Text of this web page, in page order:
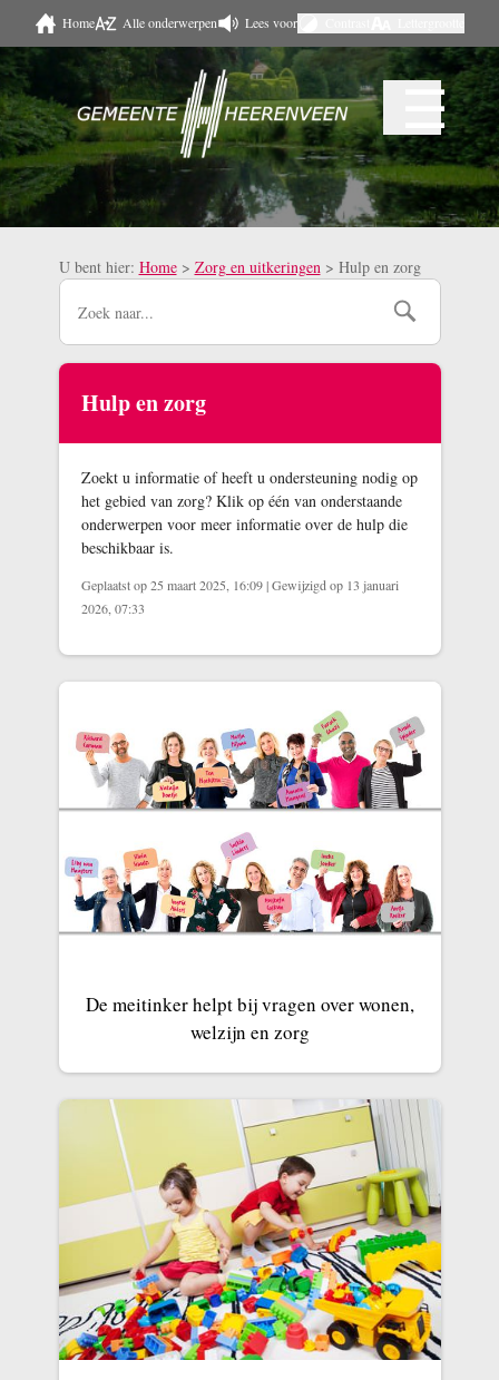
Naar hoofdinhoud
Home Alle onderwerpen Lees voor
Menu ☰
U bent hier: Home > Zorg en uitkeringen > Hulp en zorg
Hulp en zorg
Zoekt u informatie of heeft u ondersteuning nodig op
het gebied van zorg? Klik op één van onderstaande
onderwerpen voor meer informatie over de hulp die
beschikbaar is.
Geplaatst op 25 maart 2025, 16:09|Gewijzigd op 13 januari
2026, 07:33
De meitinker helpt bij vragen over wonen,
welzijn en zorg